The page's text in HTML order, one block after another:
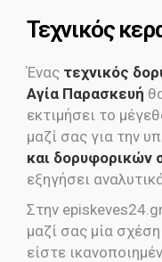
Τεχνικός
Ένας τεχνικός
Αγία Παρασκευή
εκτιμήσει το
μαζί σας για την
και δορυφορικών
εξηγήσει
Στην
μαζί σας μία
είστε